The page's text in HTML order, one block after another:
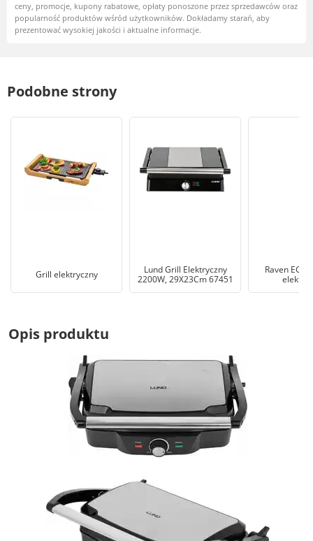
ceny, promocje, kupony rabatowe, opłaty ponoszone przez sprzedawców oraz
popularność produktów wśród użytkowników. Dokładamy starań, aby
prezentować wysokiej jakości i aktualne informacje.
Podobne strony
Grill elektryczny
Lund Grill Elektryczny
2200W, 29X23Cm 67451
Raven
Opis produktu